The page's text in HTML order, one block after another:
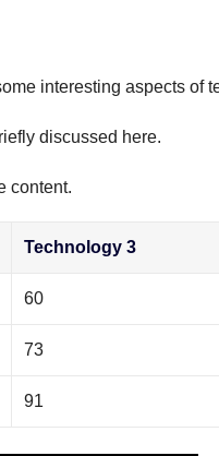
interesting aspects of
discussed here.
content.
Technology 3
60
73
91